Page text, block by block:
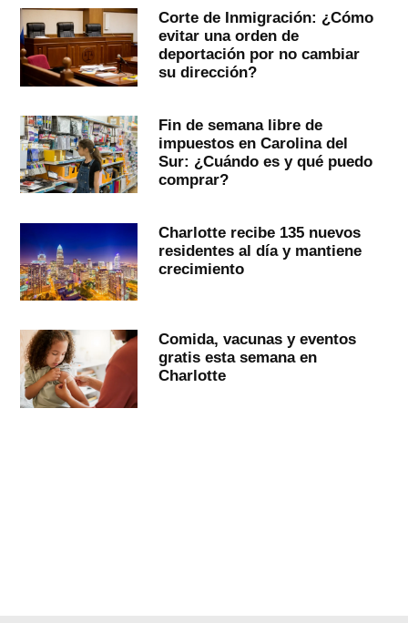
Corte de Inmigración: ¿Cómo
evitar una orden de
deportación por no cambiar
su dirección?
Fin de semana libre de
impuestos en Carolina del
Sur: ¿Cuándo es y qué puedo
comprar?
Charlotte recibe 135 nuevos
residentes al día y mantiene
crecimiento
Comida, vacunas y eventos
gratis esta semana en
Charlotte